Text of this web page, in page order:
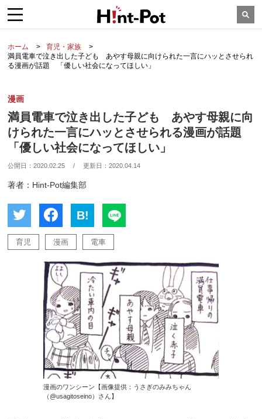
ホーム
育児・家族
満員電車で泣き出した子ども あやす母親に向けられた一言にハッとさせられ
る漫画が話題 「優しい社会になってほしい」
漫画
満員電車で泣き出した子ども あやす母親に向
けられた一言にハッとさせられる漫画が話題
「優しい社会になってほしい」
公開日：2020.02.25 / 更新日：2020.04.14
著者：Hint-Pot編集部
B!
育児 漫画 電車
漫画のワンシーン【画像提供：うさぎのみみちゃん
（@usagitoseino）さん】